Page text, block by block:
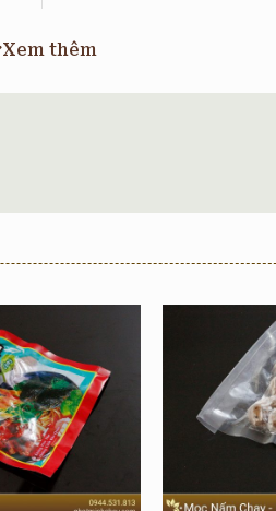
Thực Phẩm Chay Trí Huệ.
miếng thăn gà cắt lát. Mùi của
sản phẩm Nạc gà nướng Mã Lai
Xem thêm